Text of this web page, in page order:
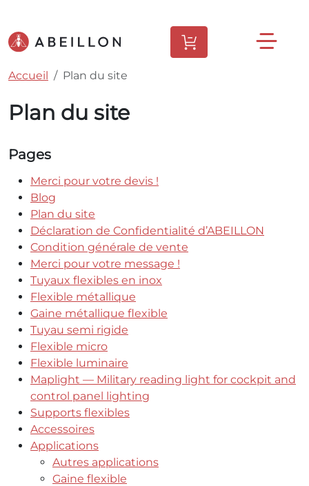
Accueil Plan du site
Plan du site
Pages
Merci pour votre devis !
Blog
Plan du site
Déclaration de Confidentialité d’ABEILLON
Condition générale de vente
Merci pour votre message !
Tuyaux flexibles en inox
Flexible métallique
Gaine métallique flexible
Tuyau semi rigide
Flexible micro
Flexible luminaire
Maplight — Military reading light for cockpit and
control panel lighting
Supports flexibles
Accessoires
Applications
Autres applications
Gaine flexible